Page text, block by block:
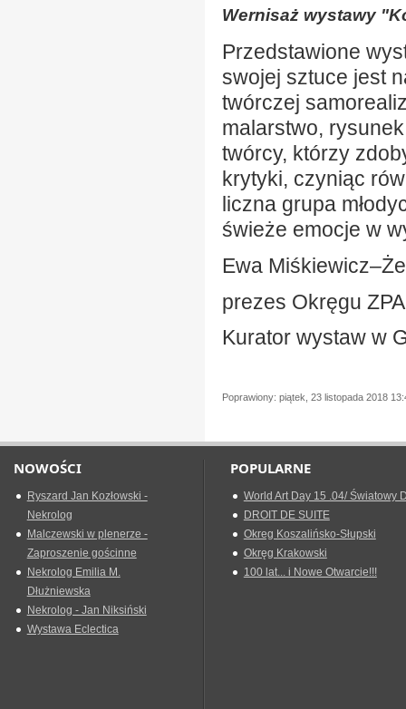
Wernisaż wystawy
Przedstawione
swojej sztuce jest
twórczej
malarstwo,
twórcy, którzy
krytyki, czyniąc
liczna grupa
świeże emocje w
Ewa
prezes Okręgu
Kurator wystaw w
Poprawiony: piątek, 23 listopada 2018
NOWOŚCI
Ryszard Jan Kozłowski -
Nekrolog
Malczewski w plenerze -
Zaproszenie gościnne
Nekrolog Emilia M.
Dłużniewska
Nekrolog - Jan Niksiński
Wystawa Eclectica
POPULARNE
World Art Day 15 .04/ Światowy
DROIT DE SUITE
Okreg Koszalińsko-Słupski
Okręg Krakowski
100 lat... i Nowe Otwarcie!!!